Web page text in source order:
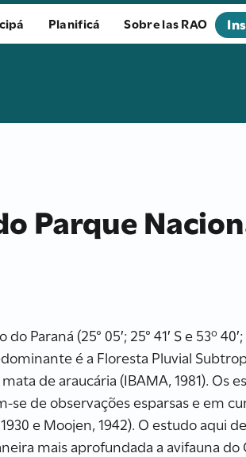
Planificá Sobre las RAO
Parque
(25° 05′; 25° 41′ S e 53º 40′;
é a Floresta Pluvial
de araucária (IBAMA, 1981). Os
de observações esparsas e em
e Moojen, 1942). O estudo aqui
mais aprofundada a avifauna do